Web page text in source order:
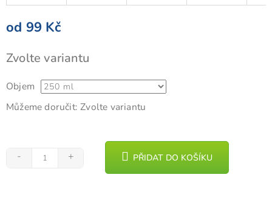
od 99 Kč
cena:
Zvolte variantu
Objem
Můžeme doručit: Zvolte variantu
PŘIDAT DO KOŠÍKU